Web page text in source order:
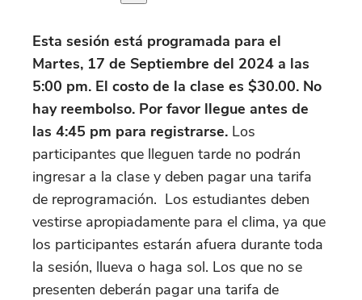
Esta sesión está programada para el
Martes, 17 de Septiembre del 2024 a las
5:00 pm. El costo de la clase es $30.00. No
hay reembolso. Por favor llegue antes de
las 4:45 pm para registrarse. Los
participantes que lleguen tarde no podrán
ingresar a la clase y deben pagar una tarifa
de reprogramación. Los estudiantes deben
vestirse apropiadamente para el clima, ya que
los participantes estarán afuera durante toda
la sesión, llueva o haga sol. Los que no se
presenten deberán pagar una tarifa de